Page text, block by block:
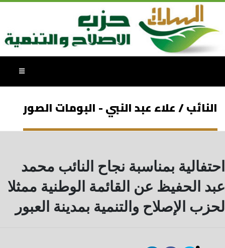
النائب / علاء عبد النبي - البومات الصور
احتفالية بمناسبة نجاح النائب محمد
عبد الحفيظ عن القائمة الوطنية ممثلا
لحزب الإصلاح والتنمية بمدينة العبور